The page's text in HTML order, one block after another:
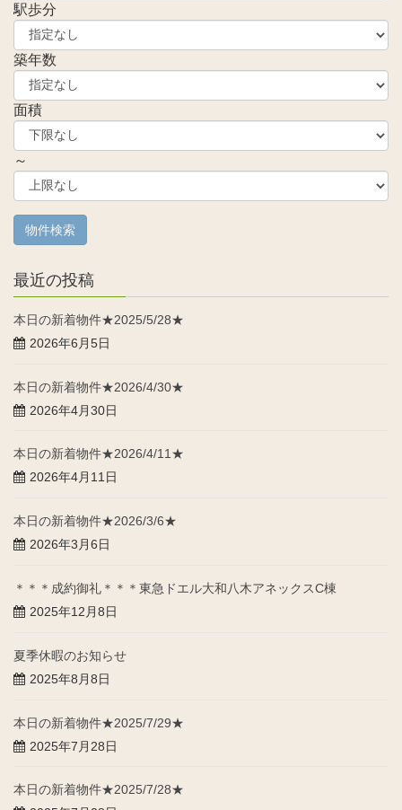
駅歩分
築年数
面積
～
最近の投稿
本日の新着物件★2025/5/28★
2026年6月5日
本日の新着物件★2026/4/30★
2026年4月30日
本日の新着物件★2026/4/11★
2026年4月11日
本日の新着物件★2026/3/6★
2026年3月6日
＊＊＊成約御礼＊＊＊東急ドエル大和八木アネックスC棟
2025年12月8日
夏季休暇のお知らせ
2025年8月8日
本日の新着物件★2025/7/29★
2025年7月28日
本日の新着物件★2025/7/28★